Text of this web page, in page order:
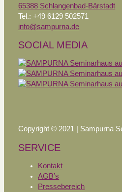
65388 Schlangenbad-Bärstadt
Tel.: +49 6129 502571
info@sampurna.de
SOCIAL MEDIA
Copyright © 2021 | Sampurna
SERVICE
Kontakt
AGB’s
Pressebereich